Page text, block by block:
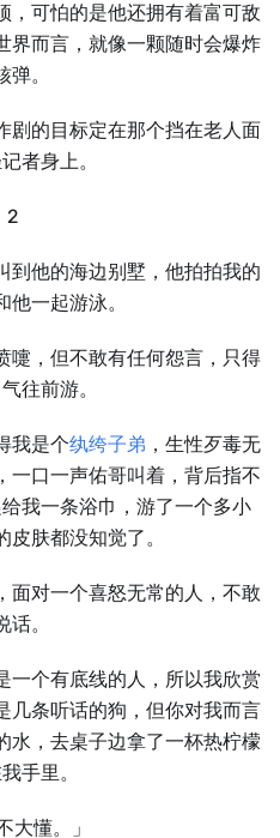
，可怕的是他还拥有着富可敌
界而言，就像一颗随时会爆炸
弹。
剧的目标定在那个挡在老人面
者身上。
2
到他的海边别墅，他拍拍我的
他一起游泳。
嚏，但不敢有任何怨言，只得
往前游。
我是个纨绔子弟 ，生性歹毒无
一口一声佑哥叫着，背后指不
我一条浴巾，游了一个多小
肤都没知觉了。
面对一个喜怒无常的人，不敢
话。
一个有底线的人，所以我欣赏
几条听话的狗，但你对我而言
水，去桌子边拿了一杯热柠檬
手里。
大懂。」